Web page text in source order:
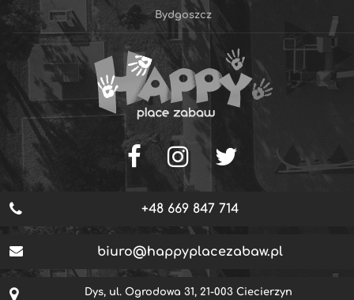
Bydgoszcz
+48 669 847 714
biuro@happyplacezabaw.pl
Dys, ul. Ogrodowa 31, 21-003 Ciecierzyn